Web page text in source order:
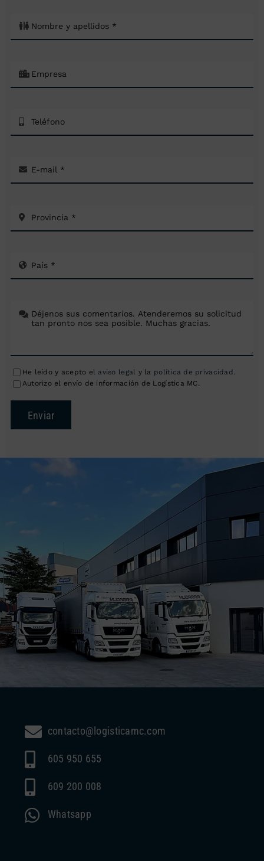
contacto@logisticamc.com
605 950 655
609 200 008
Whatsapp
He leído y acepto el aviso legal y la política de privacidad.
Autorizo el envío de información de Logística MC.
Enviar